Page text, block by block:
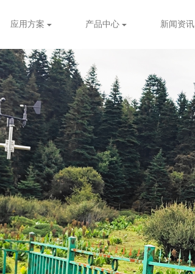
应用方案 产品中心 新闻资讯